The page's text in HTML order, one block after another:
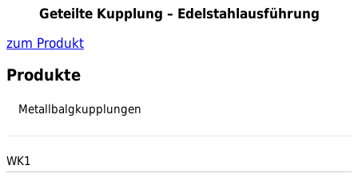
Geteilte Kupplung – Edelstahlausführung
zum Produkt
Produkte
Metallbalgkupplungen
WK1